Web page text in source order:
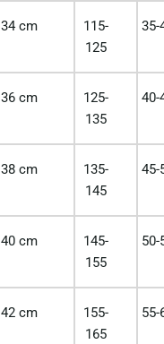
34 cm
115-
125
35-
36 cm
125-
135
40-
38 cm
135-
145
45-
40 cm
145-
155
50-
42 cm
155-
165
55-